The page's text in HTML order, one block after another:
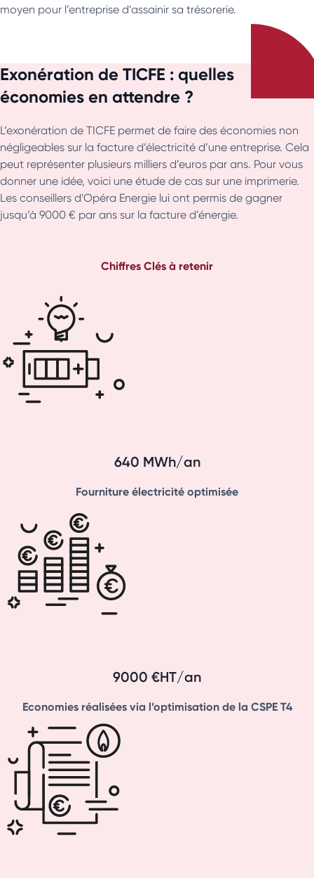
moyen pour l’entreprise d’assainir sa trésorerie.
Exonération de TICFE : quelles
économies en attendre ?
L’exonération de TICFE permet de faire des économies non
négligeables sur la facture d’électricité d’une entreprise. Cela
peut représenter plusieurs milliers d’euros par ans. Pour vous
donner une idée, voici une étude de cas sur une imprimerie.
Les conseillers d’Opéra Energie lui ont permis de gagner
jusqu’à 9000 € par ans sur la facture d’énergie.
Chiffres Clés à retenir
640 MWh/an
Fourniture électricité optimisée
9000 €HT/an
Economies réalisées via l’optimisation de la CSPE T4